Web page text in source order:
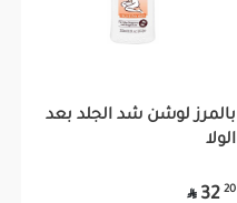
بالمرز لوشن شد الجلد بعد
الولا
20
32
